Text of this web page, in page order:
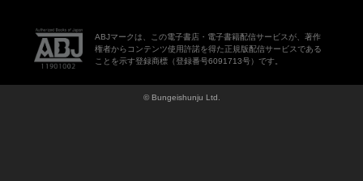
ABJマークは、この電子書店・電子書籍配信サービスが、著作
権者からコンテンツ使用許諾を得た正規版配信サービスである
ことを示す登録商標（登録番号6091713号）です。
© Bungeishunju Ltd.